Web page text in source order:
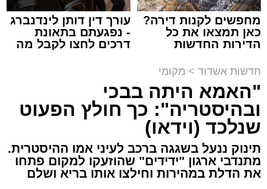
שזרעה פאניקה רבה בקרב הנוסעים. הסיפור
והתיעוד פורסמו לראשונה בקבוצות חמ"ל אשדוד.
הנסיעה על אחד הנוסעים, איבד שליטה ובצעד
דרמטי ואלים ניפץ את שמשת האוטובוס.
המעשה האלים גרם להתרסקות זכוכיות ולרגעים
של אימה בתוך כלי הרכב. ילדים רבים ונוסעים
אחרים שהיו על האוטובוס לקו בטראומה, פרצו
בבכי היסטרי ונאלצו לחוות רגעים של חרדה
עמוקה בעיצומה של הנסיעה בכביש.
מחפשים לקנות דירה?
כאן תמצאו את כל
הדירות החדשות
עורך דין דותן לינדנברג
- נפגעתם בתאונת
דרכים לחצו לקבל מה
חדשות אשדוד > מקומי
"האמא היתה בבכי
ובהיסטריה": כך חולץ הפעוט
שנלכד (וידאו)
תינוק ננעל בשגגה ברכב לעיני אמו ההיסטרית.
מתנדבי ארגון "ידידים" שהוזעקו למקום פתחו
את הדלת במהירות וחילצו אותו בריא ושלם